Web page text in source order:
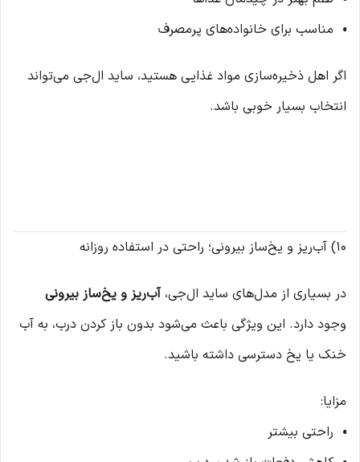
مناسب برای خانواده‌های پرمصرف
اگر اهل ذخیره‌سازی مواد غذایی هستید، ساید ال‌جی می‌تواند
انتخاب بسیار خوبی باشد.
10) آب‌ریز و یخ‌ساز بیرونی؛ راحتی در استفاده روزانه
در بسیاری از مدل‌های ساید ال‌جی،آب‌ریز و یخ‌ساز بیرونی
وجود دارد. این ویژگی باعث می‌شود بدون باز کردن درب، به آب
خنک یا یخ دسترسی داشته باشید.
مزایا:
راحتی بیشتر